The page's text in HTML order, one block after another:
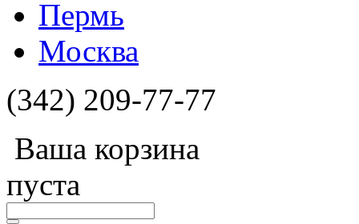
Пермь
Москва
(342) 209-77-77
Ваша корзина
пуста